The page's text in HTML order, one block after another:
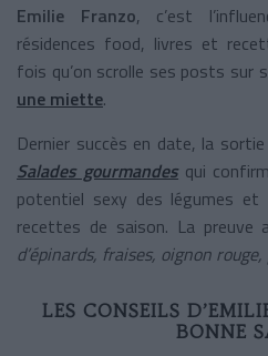
Emilie Franzo, c’est
résidences food, livres et
fois qu’on scrolle ses posts sur
une miette.
Dernier succès en date, la
Salades gourmandesqui
potentiel sexy des légumes
recettes de saison. La preuve
d’épinards, fraises, oignon
LES CONSEILS
BONNE